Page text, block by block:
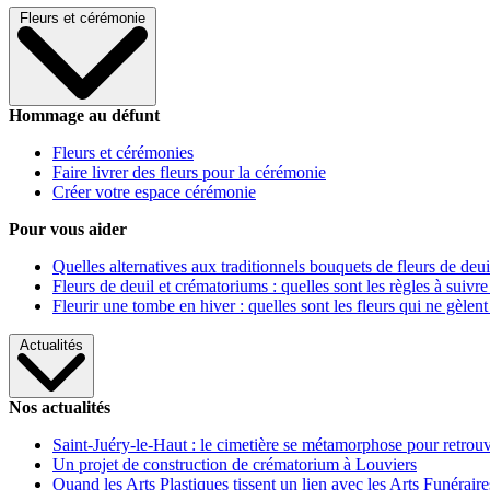
Fleurs et cérémonie
Hommage au défunt
Fleurs et cérémonies
Faire livrer des fleurs pour la cérémonie
Créer votre espace cérémonie
Pour vous aider
Quelles alternatives aux traditionnels bouquets de fleurs de
Fleurs de deuil et crématoriums : quelles sont les règles à
Fleurir une tombe en hiver : quelles sont les fleurs qui ne gèlent
Actualités
Nos actualités
Saint-Juéry-le-Haut : le cimetière se métamorphose pour
Un projet de construction de crématorium à Louviers
Quand les Arts Plastiques tissent un lien avec les Arts